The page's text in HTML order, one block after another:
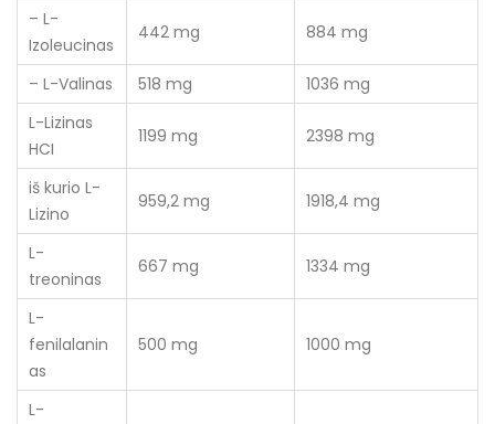
– L-
Izoleucinas
442 mg 884 mg
– L-Valinas 518 mg
1036 mg
L-Lizinas
HCI
1199 mg 2398 mg
iš kurio L-
Lizino
959,2 mg 1918,4 mg
L-
treoninas
667 mg 1334 mg
L-
fenilalanin
as
500 mg 1000 mg
L-